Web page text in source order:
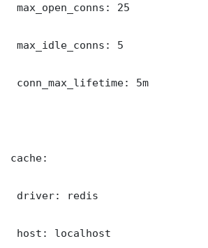
max_open_conns: 25
max_idle_conns: 5
conn_max_lifetime: 5m
cache:
driver: redis
host: localhost